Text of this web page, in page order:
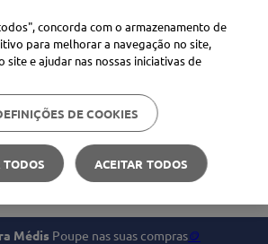
Médis
Nutrição
Granel Curcuma e Gengibre
Médis Poupe nas suas compras🪙
concorda com o armazenamento de
para melhorar a navegação no site,
site e ajudar nas nossas iniciativas de
DE COOKIES
TODOS ACEITAR TODOS